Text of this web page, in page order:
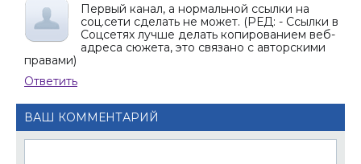
Первый канал, а нормальной ссылки на
соц.сети сделать не может. (РЕД: - Ссылки в
Соцсетях лучше делать копированием веб-
адреса сюжета, это связано с авторскими
правами)
Ответить
ВАШ КОММЕНТАРИЙ